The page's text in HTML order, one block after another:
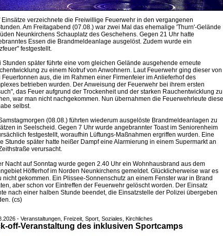
Einsätze verzeichnete die Freiwillige Feuerwehr in den vergangenen
Am Freitagabend (07.08.) war zwei Mal das ehemalige 'Thurn'-Gelände
Neunkirchens Schauplatz des Geschehens. Gegen 21 Uhr hatte
Essen die Brandmeldeanlage ausgelöst. Zudem wurde ein
festgestellt.
Stunden später führte eine vom gleichen Gelände ausgehende erneute
zu einem Notruf von Anwohnern. Laut Feuerwehr ging dieser von
Feuertonnen aus, die im Rahmen einer Firmenfeier im Anlieferhof des
betrieben wurden. Der Anweisung der Feuerwehr bei ihrem ersten
das Feuer aufgrund der Trockenheit und der starken Rauchentwicklung zu
war man nicht nachgekommen. Nun übernahmen die Feuerwehrleute diese
selbst.
(08.08.) führten wiederum ausgelöste Brandmeldeanlagen zu
in Seelscheid. Gegen 7 Uhr wurde angebrannter Toast im Seniorenheim
festgestellt, woraufhin Lüftungs-Maßnahmen ergriffen wurden. Eine
Stunde später hatte heißer Dampf eine Alarmierung in einem Supermarkt an
verursacht.
Nacht auf Sonntag wurde gegen 2.40 Uhr ein Wohnhausbrand aus dem
Höfferhof im Norden Neunkirchens gemeldet. Glücklicherweise war es
nicht gekommen. Ein Plissee-Sonnenschutz an einem Fenster war in Brand
aber schon vor Eintreffen der Feuerwehr gelöscht worden. Der Einsatz
nach einer halben Stunde beendet, die Einsatzstelle der Polizei übergeben
(cs)
- Veranstaltungen, Freizeit, Sport, Soziales, Kirchliches
off-Veranstaltung des inklusiven Sportcamps